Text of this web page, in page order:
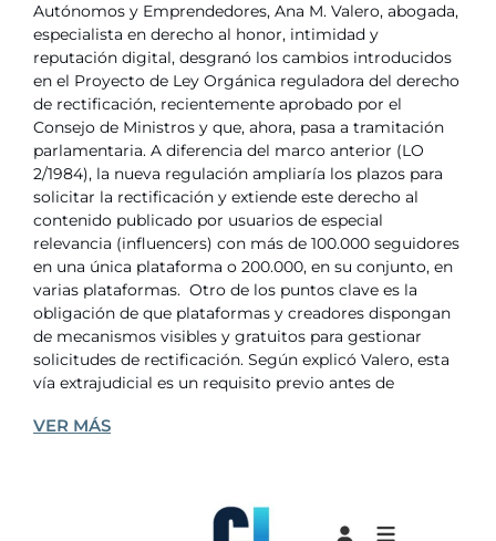
Autónomos y Emprendedores, Ana M. Valero, abogada,
especialista en derecho al honor, intimidad y
reputación digital, desgranó los cambios introducidos
en el Proyecto de Ley Orgánica reguladora del derecho
de rectificación, recientemente aprobado por el
Consejo de Ministros y que, ahora, pasa a tramitación
parlamentaria. A diferencia del marco anterior (LO
2/1984), la nueva regulación ampliaría los plazos para
solicitar la rectificación y extiende este derecho al
contenido publicado por usuarios de especial
relevancia (influencers) con más de 100.000 seguidores
en una única plataforma o 200.000, en su conjunto, en
varias plataformas. Otro de los puntos clave es la
obligación de que plataformas y creadores dispongan
de mecanismos visibles y gratuitos para gestionar
solicitudes de rectificación. Según explicó Valero, esta
vía extrajudicial es un requisito previo antes de
VER MÁS